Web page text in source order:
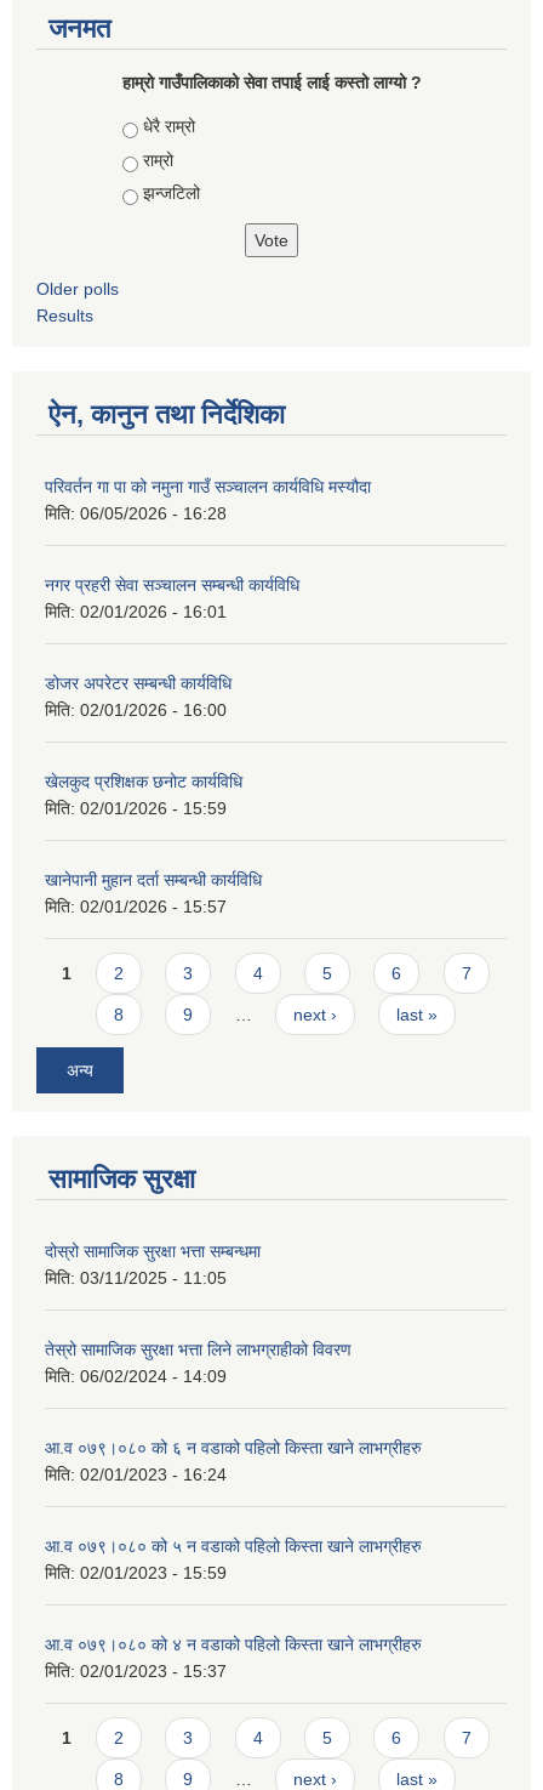
जनमत
हाम्रो गाउँपालिकाको सेवा तपाई लाई कस्तो लाग्यो ?
Choices
धेरै राम्रो
राम्रो
झन्जटिलो
Older polls
Results
ऐन, कानुन तथा निर्देशिका
परिवर्तन गा पा को नमुना गाउँ सञ्चालन कार्यविधि मस्यौदा
मिति: 06/05/2026 - 16:28
नगर प्रहरी सेवा सञ्चालन सम्बन्धी कार्यविधि
मिति: 02/01/2026 - 16:01
डोजर अपरेटर सम्बन्धी कार्यविधि
मिति: 02/01/2026 - 16:00
खेलकुद प्रशिक्षक छनोट कार्यविधि
मिति: 02/01/2026 - 15:59
खानेपानी मुहान दर्ता सम्बन्धी कार्यविधि
मिति: 02/01/2026 - 15:57
Pages
1 2 3 4 5 6 7
8 9 next › last »
अन्य
सामाजिक सुरक्षा
दोस्रो सामाजिक सुरक्षा भत्ता सम्बन्धमा
मिति: 03/11/2025 - 11:05
तेस्रो सामाजिक सुरक्षा भत्ता लिने लाभग्राहीको विवरण
मिति: 06/02/2024 - 14:09
आ.व ०७९।०८० को ६ न‌‍ वडाको पहिलो किस्ता खाने लाभग्रीहरु
मिति: 02/01/2023 - 16:24
आ.व ०७९।०८० को ५ न‌‍ वडाको पहिलो किस्ता खाने लाभग्रीहरु
मिति: 02/01/2023 - 15:59
आ.व ०७९।०८० को ४ न‌‍ वडाको पहिलो किस्ता खाने लाभग्रीहरु
मिति: 02/01/2023 - 15:37
Pages
1 2 3 4 5 6 7
8 9 next › last »